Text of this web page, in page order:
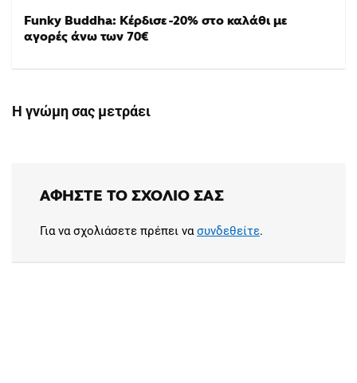
Funky Buddha: Κέρδισε -20% στο καλάθι με
αγορές άνω των 70€
Η γνώμη σας μετράει
ΑΦΉΣΤΕ ΤΟ ΣΧΌΛΙΟ ΣΑΣ
Για να σχολιάσετε πρέπει νασυνδεθείτε.